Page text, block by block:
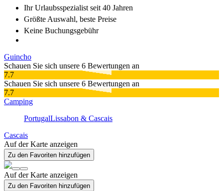
Ihr Urlaubsspezialistseit 40 Jahren
Größte Auswahl, beste Preise
Keine Buchungsgebühr
Guincho
Schauen Sie sich unsere 6 Bewertungen an
7.7
Schauen Sie sich unsere 6 Bewertungen an
7.7
Camping
PortugalLissabon & Cascais
Cascais
Auf der Karte anzeigen
Zu den Favoriten hinzufügen
Auf der Karte anzeigen
Zu den Favoriten hinzufügen